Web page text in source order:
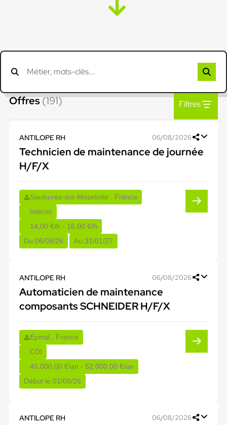
Offres(191) Filtres
ANTILOPE RH 06/08/2026
Technicien de maintenance de journée
H/F/X
Saulxures-sur-Moselotte , France
Interim
14,00 €/h - 16,00 €/h
Du:06/08/26 Au:31/01/27
ANTILOPE RH 06/08/2026
Automaticien de maintenance
composants SCHNEIDER H/F/X
Épinal , France
CDI
45.000,00 €/an - 52.000,00 €/an
Début le:01/09/26
ANTILOPE RH 06/08/2026